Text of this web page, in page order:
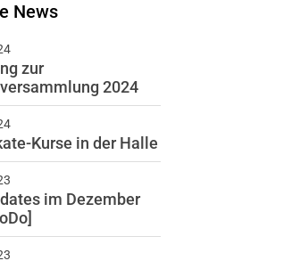
News
zur
2024
Kurse in der Halle
im Dezember